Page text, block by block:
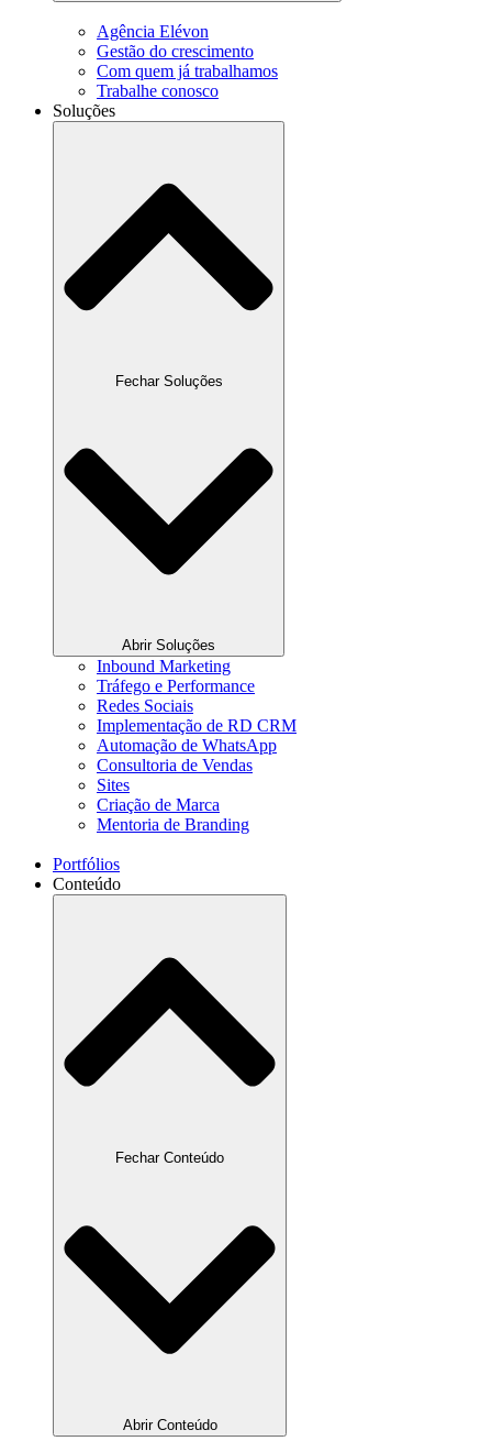
Agência Elévon
Gestão do crescimento
Com quem já trabalhamos
Trabalhe conosco
Soluções
Fechar Soluções
Abrir Soluções
Inbound Marketing
Tráfego e Performance
Redes Sociais
Implementação de RD CRM
Automação de WhatsApp
Consultoria de Vendas
Sites
Criação de Marca
Mentoria de Branding
Portfólios
Conteúdo
Fechar Conteúdo
Abrir Conteúdo